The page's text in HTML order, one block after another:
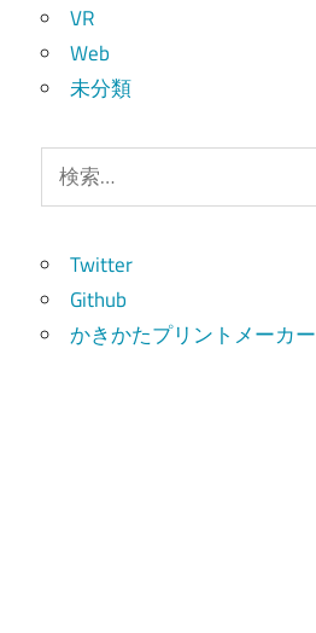
VR
Web
未分類
索:
Twitter
Github
かきかたプリントメーカー